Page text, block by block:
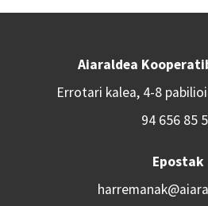
Aiaraldea
Errotari kalea, 4-8
94 656 85
Epostak